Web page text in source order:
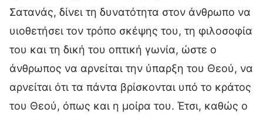
Σατανάς, δίνει τη δυνατότητα στον άνθρωπο να
υιοθετήσει τον τρόπο σκέψης του, τη φιλοσοφία
του και τη δική του οπτική γωνία, ώστε ο
άνθρωπος να αρνείται την ύπαρξη του Θεού, να
αρνείται ότι τα πάντα βρίσκονται υπό το κράτος
του Θεού, όπως και η μοίρα του. Έτσι, καθώς ο